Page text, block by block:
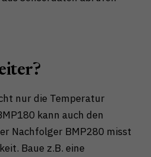
nur die Temperatur
kann auch den
Nachfolger BMP280 misst
Baue z.B. eine